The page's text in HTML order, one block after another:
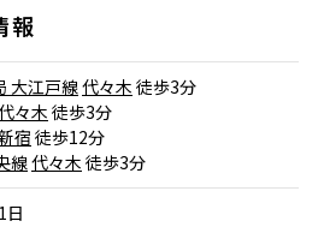
報
大江戸線代々木 徒歩3分
々木 徒歩3分
宿 徒歩12分
線代々木 徒歩3分
日